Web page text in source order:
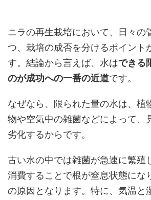
ニラの再生栽培において、日々の
つ、栽培の成否を分けるポイント
す。結論から言えば、水はできる
のが成功への一番の近道です。
なぜなら、限られた量の水は、植
物や空気中の雑菌などによって、
劣化するからです。
古い水の中では雑菌が急速に繁殖
消費することで根が窒息状態にな
の原因となります。特に、気温と